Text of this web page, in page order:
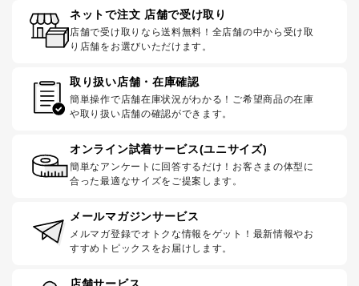
ネットで注文 店舗で受け取り
店舗で受け取りなら送料無料！全店舗の中から受け取
り店舗をお選びいただけます。
取り扱い店舗・在庫確認
簡単操作で店舗在庫状況がわかる！ご希望商品の在庫
や取り扱い店舗の確認ができます。
オンライン試着サービス(ユニサイズ)
簡単なアンケートに回答するだけ！お客さまの体型に
合った最適なサイズをご提案します。
メールマガジンサービス
メルマガ登録でオトクな情報をゲット！最新情報やお
すすめトピックスをお届けします。
店舗サービス